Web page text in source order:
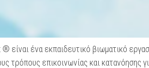
ένα εκπαιδευτικό βιωματικό
τρόπους επικοινωνίας και κατανόησης